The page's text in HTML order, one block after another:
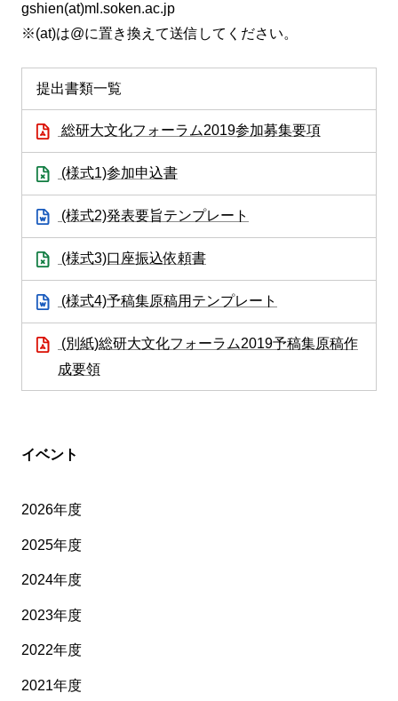
gshien(at)ml.soken.ac.jp
※(at)は@に置き換えて送信してください。
提出書類一覧
総研大文化フォーラム2019参加募集要項
(様式1)参加申込書
(様式2)発表要旨テンプレート
(様式3)口座振込依頼書
(様式4)予稿集原稿用テンプレート
(別紙)総研大文化フォーラム2019予稿集原稿作
成要領
イベント
2026年度
2025年度
2024年度
2023年度
2022年度
2021年度